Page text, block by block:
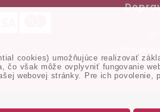
cookies) umožňujúce realizovať
čo však môže ovplyvniť fungovanie
webovej stránky. Pre ich povolenie,